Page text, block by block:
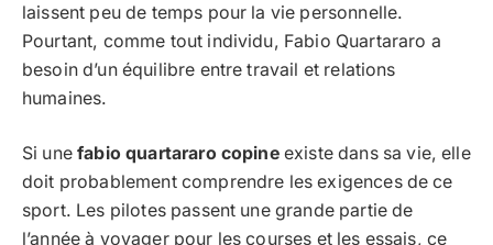
laissent peu de temps pour la vie personnelle.
Pourtant, comme tout individu, Fabio Quartararo a
besoin d’un équilibre entre travail et relations
humaines.
Si unefabio quartararo copineexiste dans sa vie, elle
doit probablement comprendre les exigences de ce
sport. Les pilotes passent une grande partie de
l’année à voyager pour les courses et les essais, ce